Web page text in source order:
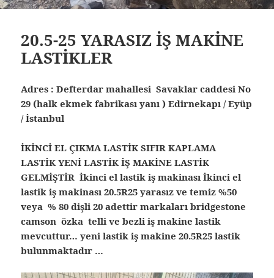
20.5-25 YARASIZ İŞ MAKİNE
LASTİKLER
Adres : Defterdar mahallesi Savaklar caddesi No
29 (halk ekmek fabrikası yanı ) Edirnekapı / Eyüp
/ İstanbul
İKİNCİ EL ÇIKMA LASTİK SIFIR KAPLAMA
LASTİK YENİ LASTİK İŞ MAKİNE LASTİK
GELMİŞTİR İkinci el lastik iş makinası İkinci el
lastik iş makinası 20.5R25 yarasız ve temiz %50
veya % 80 dişli 20 adettir markaları bridgestone
camson özka telli ve bezli iş makine lastik
mevcuttur… yeni lastik iş makine 20.5R25 lastik
bulunmaktadır …